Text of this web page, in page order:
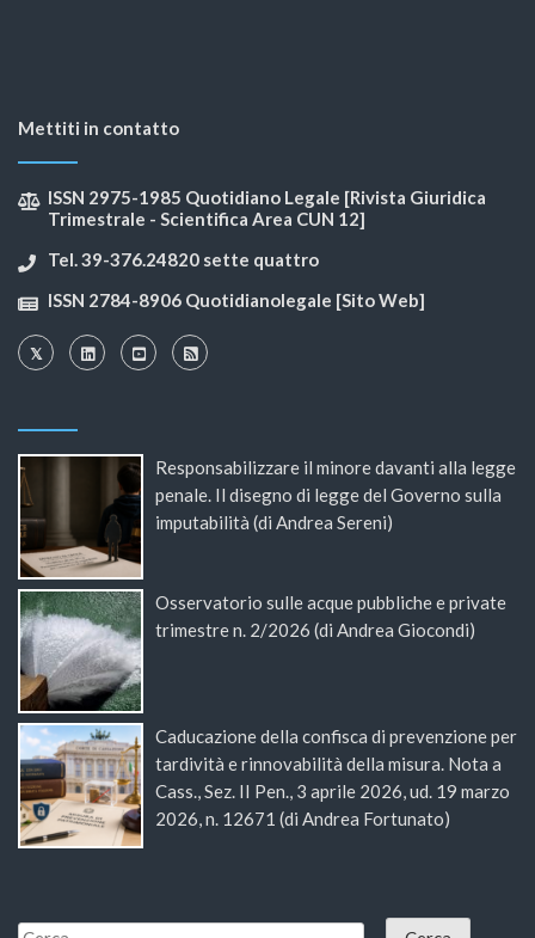
Mettiti in contatto
ISSN 2975-1985 Quotidiano Legale [Rivista Giuridica
Trimestrale - Scientifica Area CUN 12]
Tel. 39-376.24820 sette quattro
ISSN 2784-8906 Quotidianolegale [Sito Web]
Responsabilizzare il minore davanti alla legge
penale. Il disegno di legge del Governo sulla
imputabilità (di Andrea Sereni)
Osservatorio sulle acque pubbliche e private
trimestre n. 2/2026 (di Andrea Giocondi)
Caducazione della confisca di prevenzione per
tardività e rinnovabilità della misura. Nota a
Cass., Sez. II Pen., 3 aprile 2026, ud. 19 marzo
2026, n. 12671 (di Andrea Fortunato)